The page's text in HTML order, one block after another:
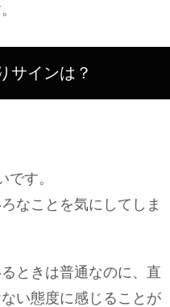
サインは？
す。
なことを気にしてしま
ときは普通なのに、直
い態度に感じることが